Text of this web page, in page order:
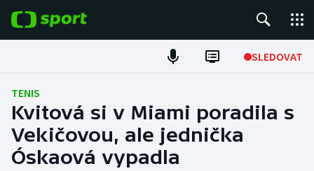
SLEDOVAT
Fotbal
Hokej
Tenis
TENIS
Kvitová si v Miami poradila s
Vekičovou, ale jednička
Óskaová vypadla